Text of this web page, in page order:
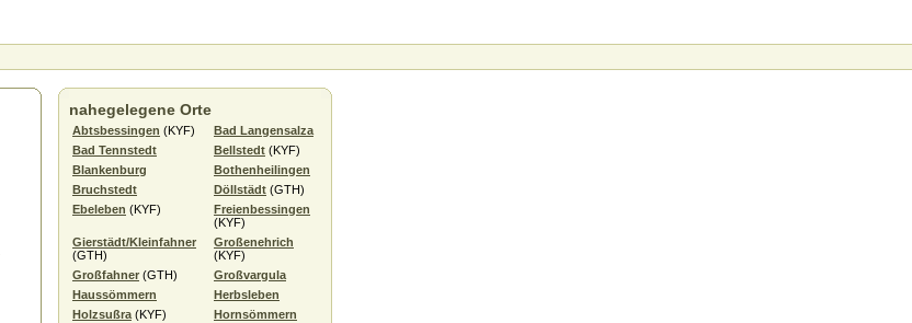
nahegelegene Orte
Abtsbessingen (KYF)
Bad Langensalza
Bad Tennstedt
Bellstedt (KYF)
Blankenburg
Bothenheilingen
Bruchstedt
Döllstädt (GTH)
Ebeleben (KYF)
Freienbessingen
(KYF)
Gierstädt/Kleinfahner
(GTH)
Großenehrich
(KYF)
Großfahner (GTH)
Großvargula
Haussömmern
Herbsleben
Holzsußra (KYF)
Hornsömmern